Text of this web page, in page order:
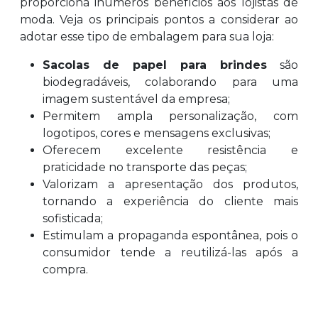
proporciona inúmeros benefícios aos lojistas de
moda. Veja os principais pontos a considerar ao
adotar esse tipo de embalagem para sua loja:
Sacolas de papel para brindes são
biodegradáveis, colaborando para uma
imagem sustentável da empresa;
Permitem ampla personalização, com
logotipos, cores e mensagens exclusivas;
Oferecem excelente resistência e
praticidade no transporte das peças;
Valorizam a apresentação dos produtos,
tornando a experiência do cliente mais
sofisticada;
Estimulam a propaganda espontânea, pois o
consumidor tende a reutilizá-las após a
compra.